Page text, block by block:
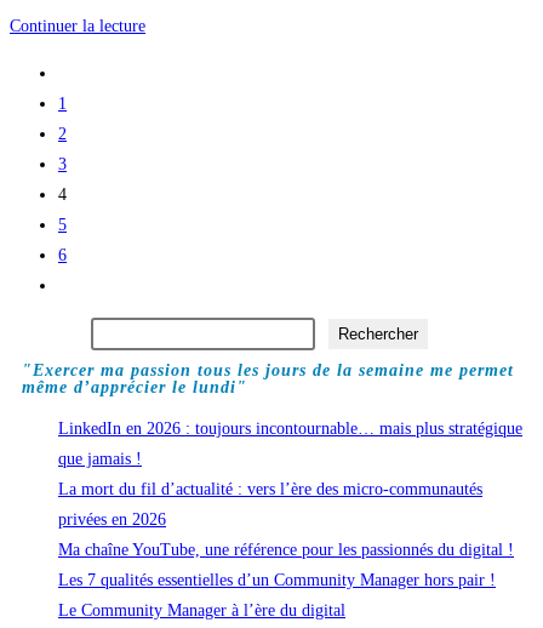
Continuer la lectureQu’est-
to
the
previous
page
1
2
3
4
5
6
page
Rechercher
"Exercer ma passion tous les jours de la semaine me permet
même d’apprécier le lundi"
LinkedIn en 2026 : toujours incontournable… mais plus stratégique
que jamais !
La mort du fil d’actualité : vers l’ère des micro-communautés
privées en 2026
Ma chaîne YouTube, une référence pour les passionnés du digital !
Les 7 qualités essentielles d’un Community Manager hors pair !
Le Community Manager à l’ère du digital